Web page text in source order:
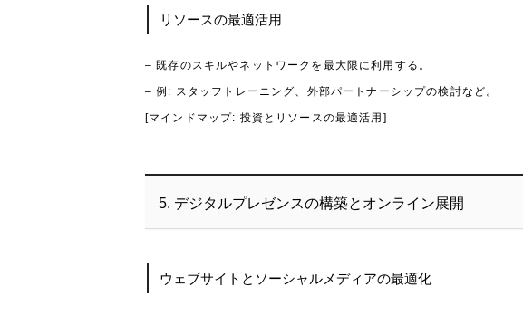
リソースの最適活用
– 既存のスキルやネットワークを最大限に利用する。
– 例: スタッフトレーニング、外部パートナーシップの検討など。
[マインドマップ: 投資とリソースの最適活用]
5. デジタルプレゼンスの構築とオンライン展開
ウェブサイトとソーシャルメディアの最適化